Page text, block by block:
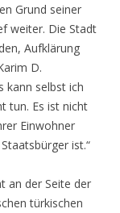
Grund seiner
weiter. Die Stadt
Aufklärung
D.
kann selbst ich
tun. Es ist nicht
Einwohner
ist.“
an der Seite der
türkischen